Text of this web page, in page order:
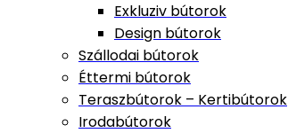
Exkluziv bútorok
Design bútorok
Szállodai bútorok
Éttermi bútorok
Teraszbútorok – Kertibútorok
Irodabútorok